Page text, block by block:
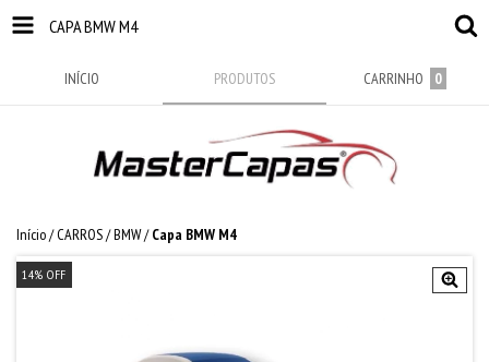
CAPA BMW M4
INÍCIO PRODUTOS CARRINHO 0
Início/ CARROS/BMW/ Capa BMW M4
14% OFF